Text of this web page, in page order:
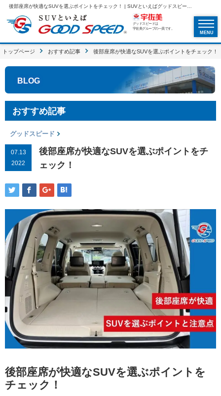
グッドスピードは
宇佐美グループの一員です。
MENU
トップページ おすすめ記事 後部座席が快適なSUVを選ぶポイントをチェック！
BLOG
おすすめ記事
グッドスピード
07.13
2022
後部座席が快適なSUVを選ぶポイントをチ
ェック！
後部座席が快適なSUVを選ぶポイントを
チェック！